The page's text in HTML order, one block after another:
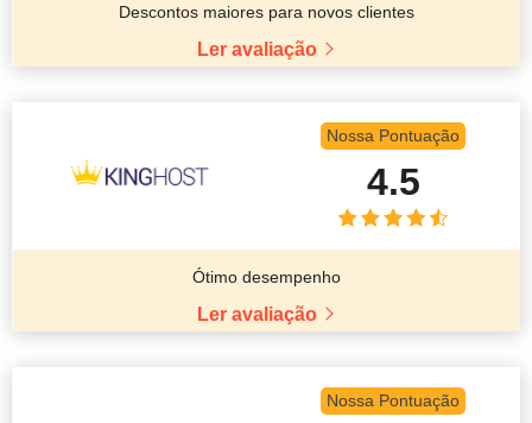
Descontos maiores para novos clientes
Ler avaliação
Nossa Pontuação
4.5
Ótimo desempenho
Ler avaliação
Nossa Pontuação